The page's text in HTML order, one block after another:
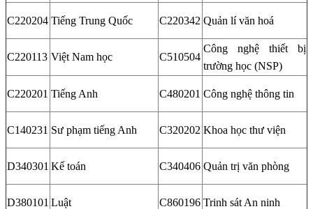
C220204 Tiếng Trung Quốc C220342 Quản lí văn hoá
C220113 Việt Nam học C510504
Công nghệ thiết bị
trường học (NSP)
C220201 Tiếng Anh C480201 Công nghệ thông tin
C140231 Sư phạm tiếng Anh C320202 Khoa học thư viện
D340301 Kế toán C340406 Quản trị văn phòng
D380101 Luật C860196 Trinh sát An ninh